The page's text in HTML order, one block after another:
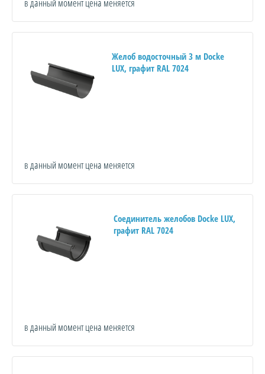
в данный момент цена меняется
Желоб водосточный 3 м Docke
LUX, графит RAL 7024
в данный момент цена меняется
Соединитель желобов Docke LUX,
графит RAL 7024
в данный момент цена меняется